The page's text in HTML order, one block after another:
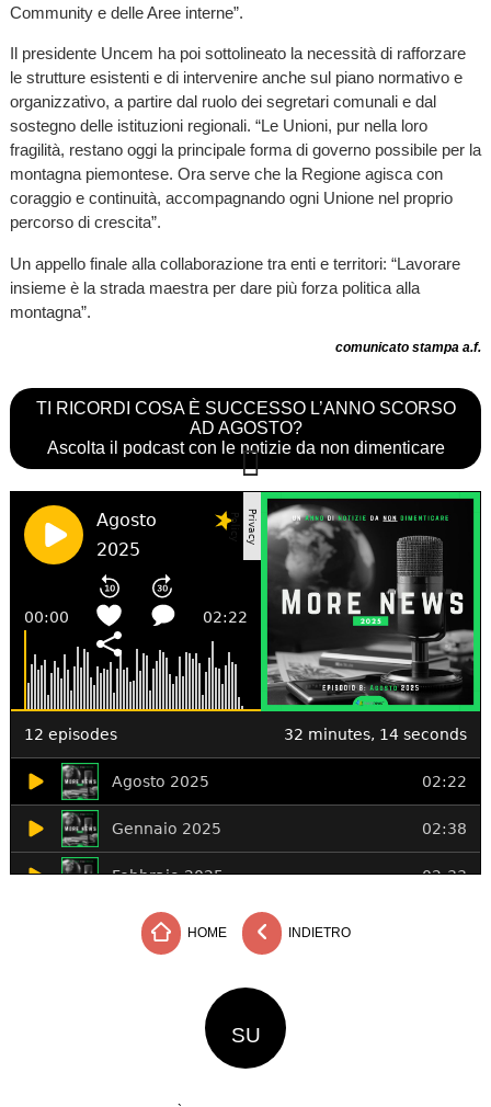
Community e delle Aree interne”.
Il presidente Uncem ha poi sottolineato la necessità di rafforzare
le strutture esistenti e di intervenire anche sul piano normativo e
organizzativo, a partire dal ruolo dei segretari comunali e dal
sostegno delle istituzioni regionali. “Le Unioni, pur nella loro
fragilità, restano oggi la principale forma di governo possibile per la
montagna piemontese. Ora serve che la Regione agisca con
coraggio e continuità, accompagnando ogni Unione nel proprio
percorso di crescita”.
Un appello finale alla collaborazione tra enti e territori: “Lavorare
insieme è la strada maestra per dare più forza politica alla
montagna”.
comunicato stampa a.f.
TI RICORDI COSA È SUCCESSO L’ANNO SCORSO
AD AGOSTO?
Ascolta il podcast con le notizie da non dimenticare
HOME INDIETRO
SU